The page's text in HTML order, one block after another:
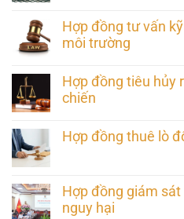
Hợp đồng tư vấn
môi trường
Hợp đồng tiêu hủy
chiến
Hợp đồng thuê lò
Hợp đồng giám
nguy hại